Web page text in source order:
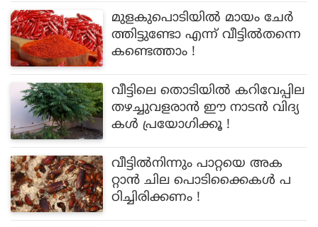
മുളകുപൊടിയിൽ മായം ചേർ
ത്തിട്ടുണ്ടോ എന്ന് വീട്ടിൽതന്നെ
കണ്ടെത്താം !
വീട്ടിലെ തൊടിയിൽ കറിവേപ്പില
തഴച്ചുവളരാൻ ഈ നാടൻ വിദ്യ
കൾ പ്രയോഗിക്കൂ !
വീട്ടിൽനിന്നും പാറ്റയെ അക
റ്റാൻ ചില പൊടിക്കൈകൾ പ
ഠിച്ചിരിക്കണം !